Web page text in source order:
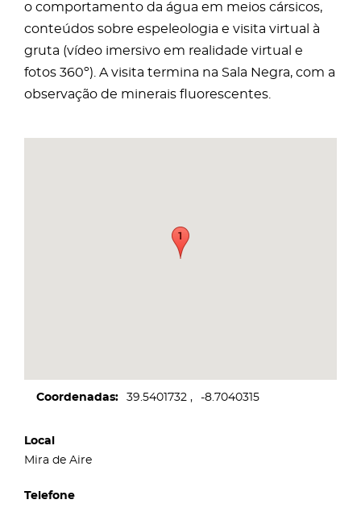
o comportamento da água em meios cársicos,
conteúdos sobre espeleologia e visita virtual à
gruta (vídeo imersivo em realidade virtual e
fotos 360º). A visita termina na Sala Negra, com a
observação de minerais fluorescentes.
Coordenadas 39.5401732 -8.7040315
Local
Mira de Aire
Telefone